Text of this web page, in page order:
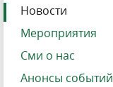
Новости
Мероприятия
Сми о нас
Анонсы событий